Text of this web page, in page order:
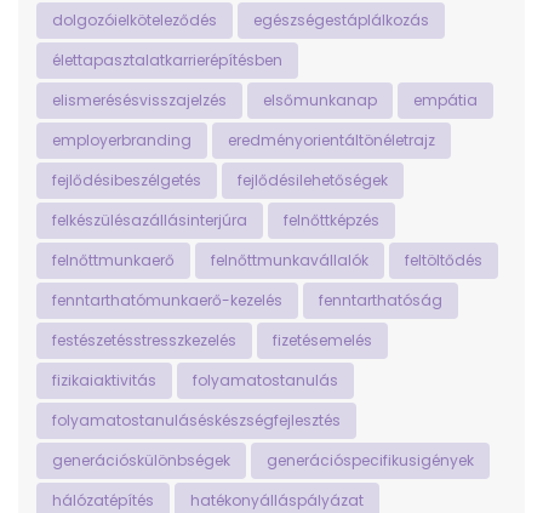
dolgozóielköteleződés
egészségestáplálkozás
élettapasztalatkarrierépítésben
elismerésésvisszajelzés
elsőmunkanap
empátia
employerbranding
eredményorientáltönéletrajz
fejlődésibeszélgetés
fejlődésilehetőségek
felkészülésazállásinterjúra
felnőttképzés
felnőttmunkaerő
felnőttmunkavállalók
feltöltődés
fenntarthatómunkaerő-kezelés
fenntarthatóság
festészetésstresszkezelés
fizetésemelés
fizikaiaktivitás
folyamatostanulás
folyamatostanuláséskészségfejlesztés
generációskülönbségek
generációspecifikusigények
hálózatépítés
hatékonyálláspályázat